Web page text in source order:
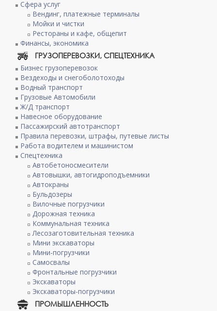
Сфера услуг
Вендинг, платежные терминалы
Мойки и чистки
Рестораны и кафе, общепит
Финансы, экономика
ГРУЗОПЕРЕВОЗКИ, СПЕЦТЕХНИКА
Бизнес грузоперевозок
Вездеходы и снегоболотоходы
Водный транспорт
Грузовые Автомобили
Ж/Д транспорт
Навесное оборудование
Пассажирский автотранспорт
Правила перевозки, штрафы, путевые листы
Работа водителем и машинистом
Спецтехника
Автобетоносмесители
Автовышки, автогидроподъемники
Автокраны
Бульдозеры
Вилочные погрузчики
Дорожная техника
Коммунальная техника
Лесозаготовительная техника
Мини экскаваторы
Мини-погрузчики
Самосвалы
Фронтальные погрузчики
Экскаваторы
Экскаваторы-погрузчики
ПРОМЫШЛЕННОСТЬ